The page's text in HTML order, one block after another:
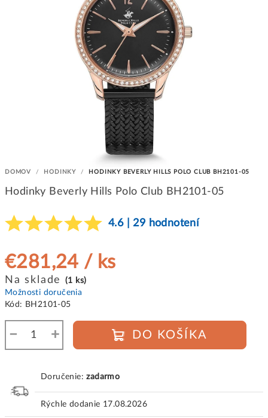
DOMOV / HODINKY / HODINKY BEVERLY HILLS POLO CLUB BH2101-05
Hodinky Beverly Hills Polo Club BH2101-05
4.6 | 29 hodnotení
€281,24 / ks
Jednotková
cena:
Na sklade
(1 ks)
Možnosti doručenia
Kód: BH2101-05
+
− DO KOŠÍKA
Doručenie:zadarmo
Rýchle dodanie 17.08.2026